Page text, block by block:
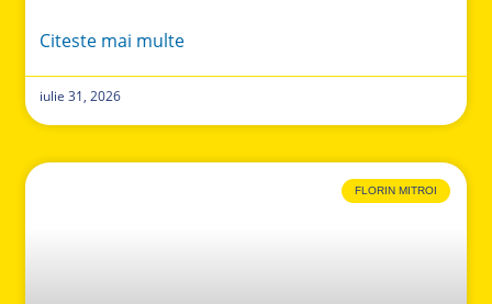
Citeste mai multe
iulie 31, 2026
FLORIN MITROI